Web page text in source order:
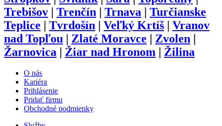
Trebišov
Trenčín Trnava
Turčianske
Teplice
Tvrdošín Veľký Krtíš
Vranov
nad Topľou
Zlaté Moravce Zvolen
Žarnovica
Žiar nad Hronom Žilina
O nás
Kariéra
Prihlásenie
Pridať firmu
Obchodné podmienky